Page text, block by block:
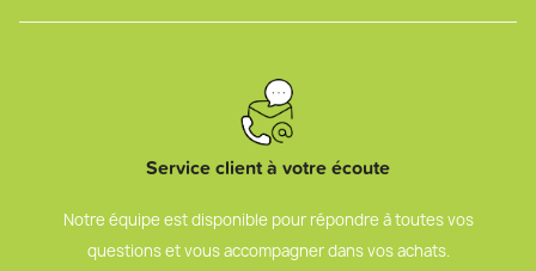
Service client à votre écoute
Notre équipe est disponible pour répondre à toutes vos
questions et vous accompagner dans vos achats.